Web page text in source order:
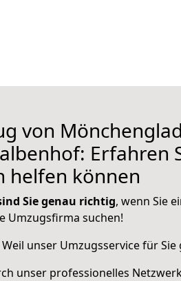
von
Erfahren
helfen können
Sie genau richtig, wenn Sie
Umzugsfirma suchen!
Weil unser Umzugsservice für
unser professionelles